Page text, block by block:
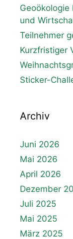
und
Teilnehmer
Kurzfristiger
Sticker-
Archiv
Juni 2026
Mai 2026
April 2026
Dezember
Juli 2025
Mai 2025
März 2025